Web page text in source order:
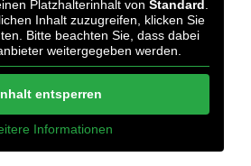
Platzhalterinhalt von Standard
Inhalt zuzugreifen, klicken Sie
Bitte beachten Sie, dass dabei
weitergegeben werden.
entsperren
Informationen